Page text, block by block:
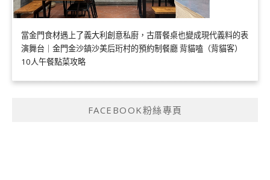
當金門食材遇上了義大利創意私廚，古厝餐桌也變成現代義料的表
演舞台｜金門金沙鎮沙美后珩村的預約制餐廳 背貓嗑（背貓客）
10人午餐點菜攻略
FACEBOOK粉絲專頁